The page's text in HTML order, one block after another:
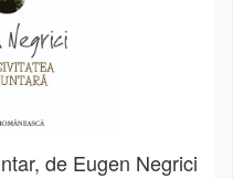
de Eugen Negrici